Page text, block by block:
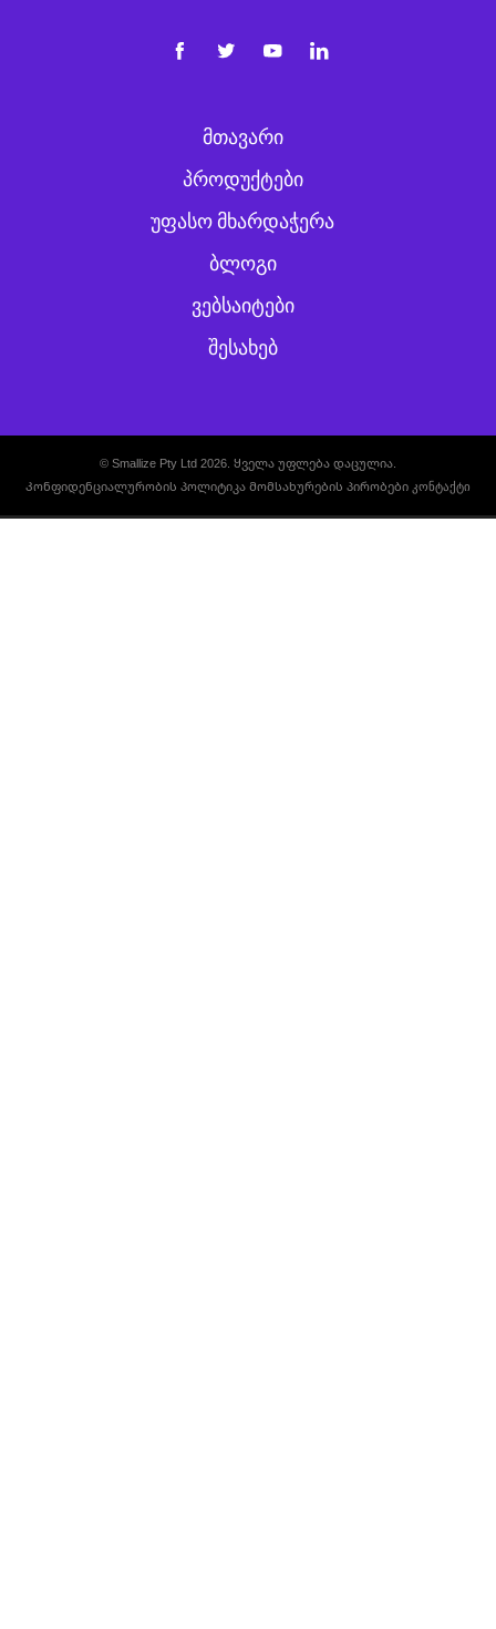
ᲛᲗᲐᲕᲐᲠᲘ
ᲞᲠᲝᲓᲣᲥᲢᲔᲑᲘ
ᲣᲤᲐᲡᲝ ᲛᲮᲐᲠᲓᲐᲭᲔᲠᲐ
ᲑᲚᲝᲒᲘ
ᲕᲔᲑᲡᲐᲘᲢᲔᲑᲘ
ᲨᲔᲡᲐᲮᲔᲑ
© Smallize Pty Ltd 2026. Ყველა უფლება დაცულია.
Კონფიდენციალურობის პოლიტიკა Მომსახურების პირობები კონტაქტი